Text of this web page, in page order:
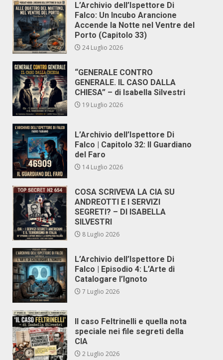
L’Archivio dell’Ispettore Di
Falco: Un Incubo Arancione
Accende la Notte nel Ventre del
Porto (Capitolo 33)
24 Luglio 2026
“GENERALE CONTRO
GENERALE. IL CASO DALLA
CHIESA” – di Isabella Silvestri
19 Luglio 2026
L’Archivio dell’Ispettore Di
Falco | Capitolo 32: Il Guardiano
del Faro
14 Luglio 2026
COSA SCRIVEVA LA CIA SU
ANDREOTTI E I SERVIZI
SEGRETI? – DI ISABELLA
SILVESTRI
8 Luglio 2026
L’Archivio dell’Ispettore Di
Falco | Episodio 4: L’Arte di
Catalogare l’Ignoto
7 Luglio 2026
Il caso Feltrinelli e quella nota
speciale nei file segreti della
CIA
2 Luglio 2026